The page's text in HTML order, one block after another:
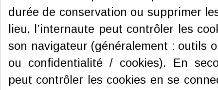
durée de conservation ou supprimer
lieu, l’internaute peut contrôler les
son navigateur (généralement : outils
ou confidentialité / cookies). En
peut contrôler les cookies en se